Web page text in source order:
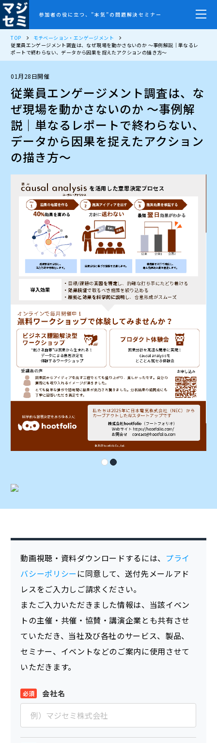
参加者の役に立つ、”本気”の問題解決セミナー
TOP
モチベーション・エンゲージメント
従業員エンゲージメント調査は、なぜ現場を動かさないのか 〜事例解説｜単なるレ
ポートで終わらない、データから因果を捉えたアクションの描き方〜
01月28日開催
従業員エンゲージメント調査は、な
ぜ現場を動かさないのか 〜事例解
説｜単なるレポートで終わらない、
データから因果を捉えたアクション
の描き方〜
動画視聴・資料ダウンロードするには、 プライ
バシーポリシー に同意して、送付先メールアド
レスをご入力しご請求ください。
またご入力いただきました情報は、当該イベン
トの主催・共催・協賛・講演企業とも共有させ
ていただき、当社及び各社のサービス、製品、
セミナー、イベントなどのご案内に使用させて
いただきます。
会社名